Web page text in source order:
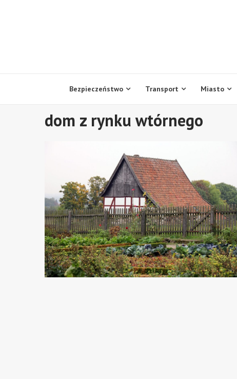
Bezpieczeństwo Transport Miasto
dom z rynku wtórnego